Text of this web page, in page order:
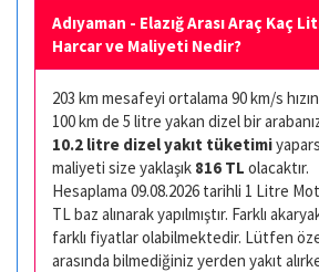
Adıyaman - Elazığ Arası Araç Kaç
Harcar ve Maliyeti Nedir?
203 km mesafeyi ortalama 90 km/s
100 km de 5 litre yakan dizel bir
10.2 litre dizel yakıt tüketimi
maliyeti size yaklaşık 816 TL olacaktır.
Hesaplama 09.08.2026 tarihli 1 Litre
TL baz alınarak yapılmıştır. Farklı
farklı fiyatlar olabilmektedir. Lütfen
arasında bilmediğiniz yerden yakıt